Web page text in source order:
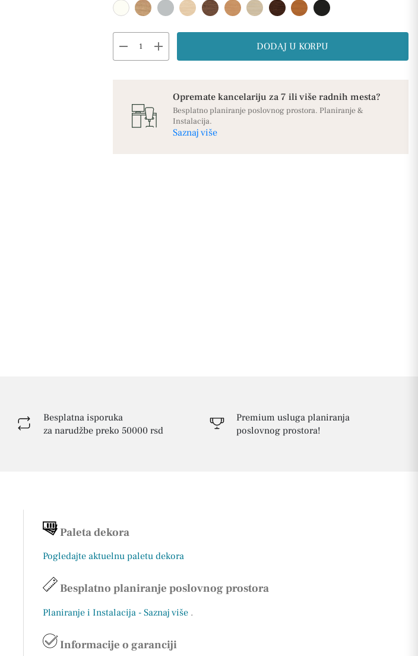
remove add DODAJ U KORPU
Opremate kancelariju za 7 ili više radnih mesta?
Besplatno planiranje poslovnog prostora. Planiranje &
Instalacija.
Saznaj više
Besplatna isporuka
za narudžbe preko 50000 rsd
Premium usluga planiranja
poslovnog prostora!
Paleta dekora
Pogledajte aktuelnu paletu dekora
Besplatno planiranje poslovnog prostora
Planiranje i Instalacija - Saznaj više .
Informacije o garanciji